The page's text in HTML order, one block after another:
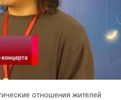
отношения жителей